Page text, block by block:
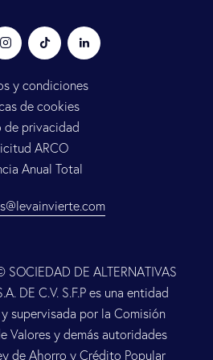
y condiciones
de cookies
de privacidad
ARCO
Anual Total
DE ALTERNATIVAS
DE C.V. S.F.P es una entidad
supervisada por la Comisión
Valores y demás autoridades
de Ahorro y Crédito Popular